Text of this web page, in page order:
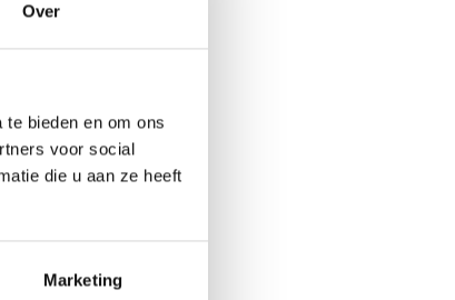
Over
bieden en om ons
voor social
die u aan ze heeft
Marketing